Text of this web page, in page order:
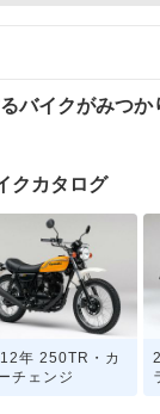
バイクがみつか
クカタログ
年 250TR・カ
チェンジ